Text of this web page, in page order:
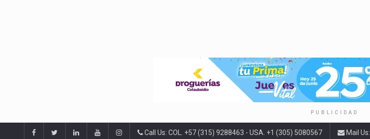
PUBLICIDAD
Call Us: COL. +57 (315) 9288463 - USA. +1 (305) 5080567 Mail Us: